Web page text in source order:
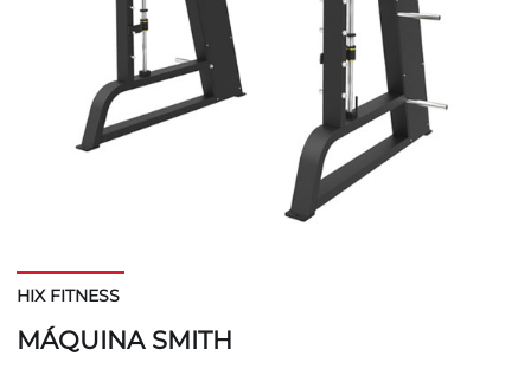
HIX FITNESS
MÁQUINA SMITH